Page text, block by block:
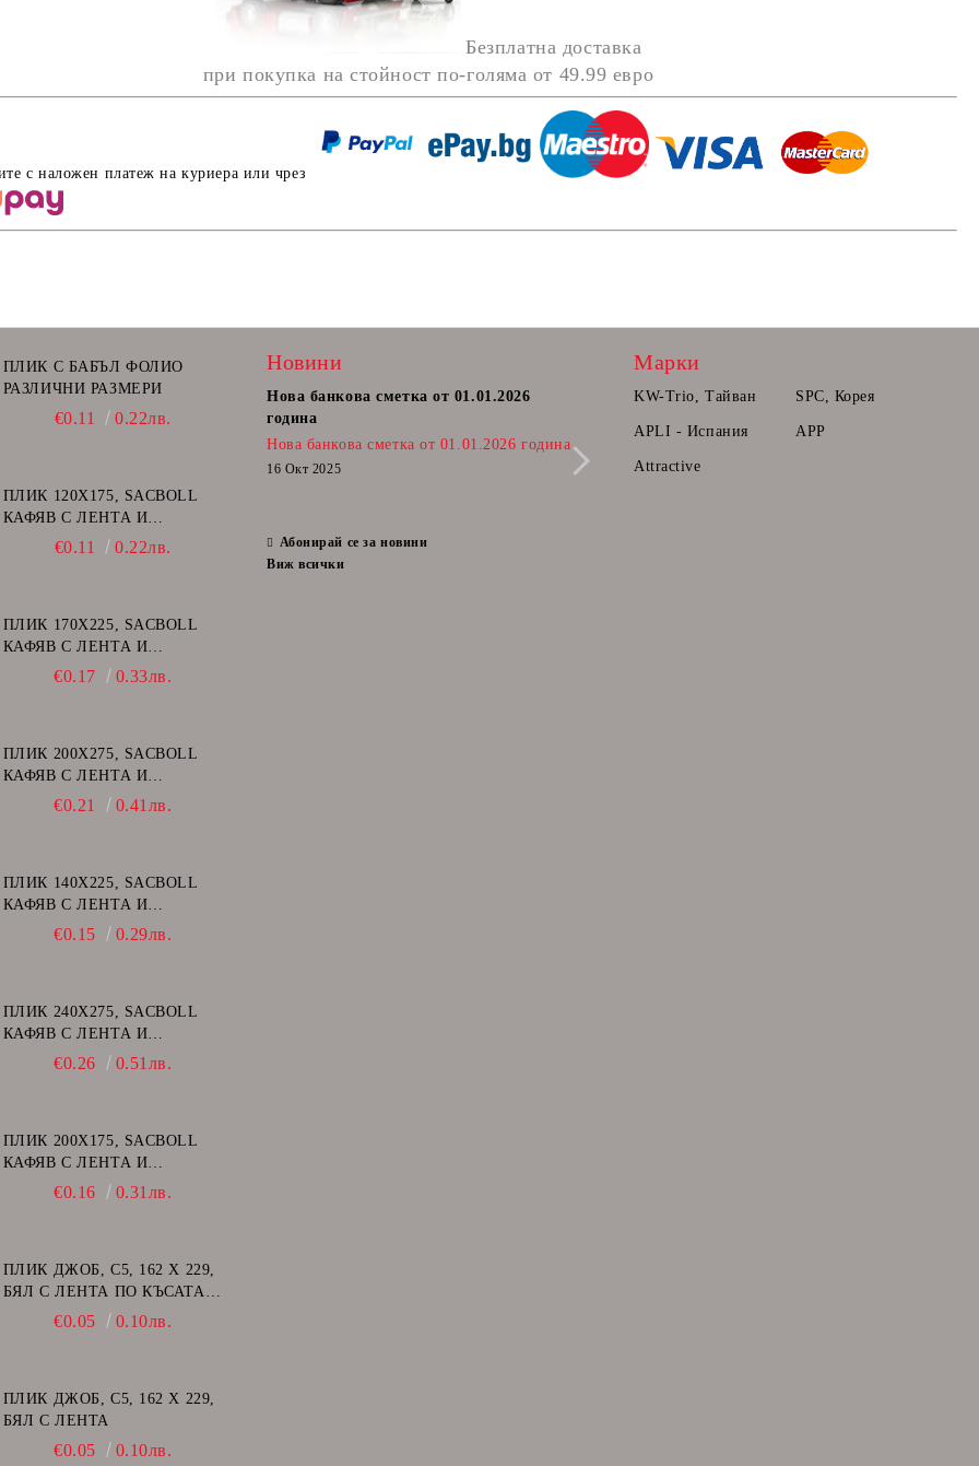
Безплатна доставка
при покупка на стойност по-голяма от 49.99 евро
с наложен платеж на куриера или чрез
ПЛИК С БАБЪЛ ФОЛИО
РАЗЛИЧНИ РАЗМЕРИ
€0.11 0.22лв.
ПЛИК 120Х175, SACBOLL
КАФЯВ С ЛЕНТА И
ВЪЗДУШНИ МЕХУРИ - А/11
€0.11 0.22лв.
ПЛИК 170Х225, SACBOLL
КАФЯВ С ЛЕНТА И
ВЪЗДУШНИ МЕХУРИ - C/13
€0.17 0.33лв.
ПЛИК 200Х275, SACBOLL
КАФЯВ С ЛЕНТА И
ВЪЗДУШНИ МЕХУРИ - D/14
€0.21 0.41лв.
ПЛИК 140Х225, SACBOLL
КАФЯВ С ЛЕНТА И
ВЪЗДУШНИ МЕХУРИ - В/12
€0.15 0.29лв.
ПЛИК 240Х275, SACBOLL
КАФЯВ С ЛЕНТА И
ВЪЗДУШНИ МЕХУРИ - E/15
€0.26 0.51лв.
ПЛИК 200Х175, SACBOLL
КАФЯВ С ЛЕНТА И
ВЪЗДУШНИ МЕХУРИ - CD
€0.16 0.31лв.
ПЛИК ДЖОБ, C5, 162 Х 229,
БЯЛ С ЛЕНТА ПО КЪСАТА
СТРАНА€0.05 0.10лв.
ПЛИК ДЖОБ, C5, 162 Х 229,
БЯЛ С ЛЕНТА
€0.05 0.10лв.
Новини
Нова банкова сметка от 01.01.2026
година
Нова банкова сметка от 01.01.2026 година
16 Окт 2025
Постоянна количка.
Радваме се да Ви съобщим, че вече може
които ще може да поръчате в бъдещ
Абонирай се за новини
Виж всички
Марки
KW-Trio, Тайван SPC, Корея
APLI - Испания APP
Attractive